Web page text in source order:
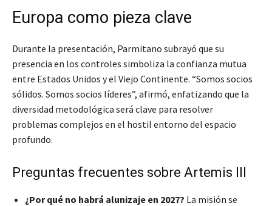
Europa como pieza clave
Durante la presentación, Parmitano subrayó que su
presencia en los controles simboliza la confianza mutua
entre Estados Unidos y el Viejo Continente. “Somos socios
sólidos. Somos socios líderes”, afirmó, enfatizando que la
diversidad metodológica será clave para resolver
problemas complejos en el hostil entorno del espacio
profundo.
Preguntas frecuentes sobre Artemis III
¿Por qué no habrá alunizaje en 2027? La misión se